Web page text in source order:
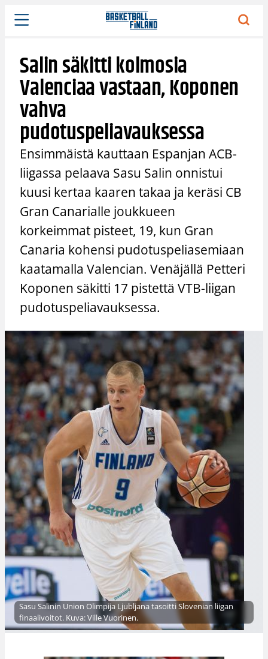
Siirry
sisältöön
Salin säkitti kolmosia
Valenciaa vastaan, Koponen
vahva
pudotuspeliavauksessa
Ensimmäistä kauttaan Espanjan ACB-
liigassa pelaava Sasu Salin onnistui
kuusi kertaa kaaren takaa ja keräsi CB
Gran Canarialle joukkueen
korkeimmat pisteet, 19, kun Gran
Canaria kohensi pudotuspeliasemiaan
kaatamalla Valencian. Venäjällä Petteri
Koponen säkitti 17 pistettä VTB-liigan
pudotuspeliavauksessa.
Sasu Salinin Union Olimpija Ljubljana tasoitti Slovenian liigan
finaalivoitot. Kuva: Ville Vuorinen.